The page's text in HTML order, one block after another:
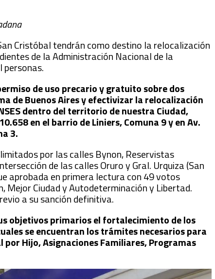
Cristóbal tendrán como destino la relocalización
de la Administración Nacional de la
personas.
de uso precario y gratuito sobre dos
de Buenos Aires y efectivizar la relocalización
dentro del territorio de nuestra Ciudad,
en el barrio de Liniers, Comuna 9 y en Av.
3.
por las calles Bynon, Reservistas
de las calles Oruro y Gral. Urquiza (San
aprobada en primera lectura con 49 votos
Mejor Ciudad y Autodeterminación y Libertad.
a su sanción definitiva.
objetivos primarios el fortalecimiento de los
se encuentran los trámites necesarios para
Hijo, Asignaciones Familiares, Programas